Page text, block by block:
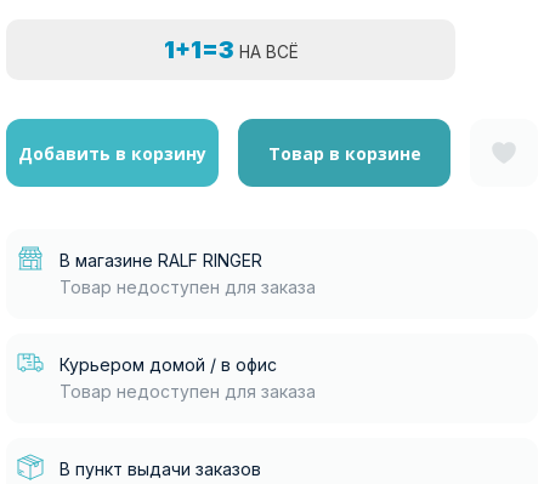
1+1=3 НА ВСЁ
Добавить в корзину Товар в корзине
В магазине RALF RINGER
Товар недоступен для заказа
Курьером домой / в офис
Товар недоступен для заказа
В пункт выдачи заказов